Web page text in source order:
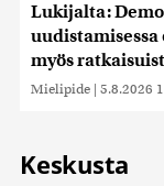
Lukijalta:
myös
Mielipide | 5.8.2026
Keskusta